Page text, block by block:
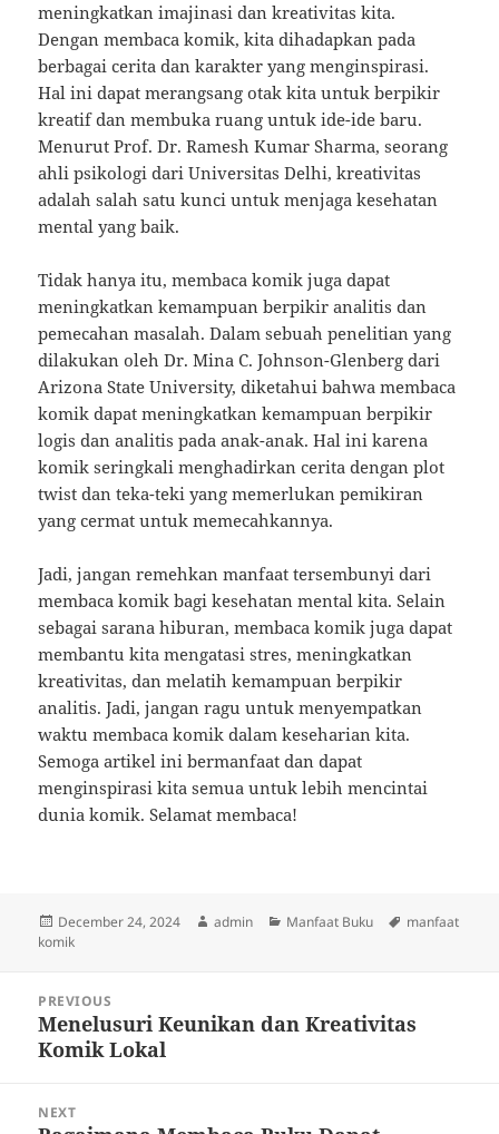
meningkatkan imajinasi dan kreativitas kita.
Dengan membaca komik, kita dihadapkan pada
berbagai cerita dan karakter yang menginspirasi.
Hal ini dapat merangsang otak kita untuk berpikir
kreatif dan membuka ruang untuk ide-ide baru.
Menurut Prof. Dr. Ramesh Kumar Sharma, seorang
ahli psikologi dari Universitas Delhi, kreativitas
adalah salah satu kunci untuk menjaga kesehatan
mental yang baik.
Tidak hanya itu, membaca komik juga dapat
meningkatkan kemampuan berpikir analitis dan
pemecahan masalah. Dalam sebuah penelitian yang
dilakukan oleh Dr. Mina C. Johnson-Glenberg dari
Arizona State University, diketahui bahwa membaca
komik dapat meningkatkan kemampuan berpikir
logis dan analitis pada anak-anak. Hal ini karena
komik seringkali menghadirkan cerita dengan plot
twist dan teka-teki yang memerlukan pemikiran
yang cermat untuk memecahkannya.
Jadi, jangan remehkan manfaat tersembunyi dari
membaca komik bagi kesehatan mental kita. Selain
sebagai sarana hiburan, membaca komik juga dapat
membantu kita mengatasi stres, meningkatkan
kreativitas, dan melatih kemampuan berpikir
analitis. Jadi, jangan ragu untuk menyempatkan
waktu membaca komik dalam keseharian kita.
Semoga artikel ini bermanfaat dan dapat
menginspirasi kita semua untuk lebih mencintai
dunia komik. Selamat membaca!
Posted
on
December 24, 2024 Author
admin Categories
Manfaat Buku Tags
manfaat
komik
navigation
PREVIOUS
Previous
post:
Menelusuri Keunikan dan Kreativitas
Komik Lokal
NEXT